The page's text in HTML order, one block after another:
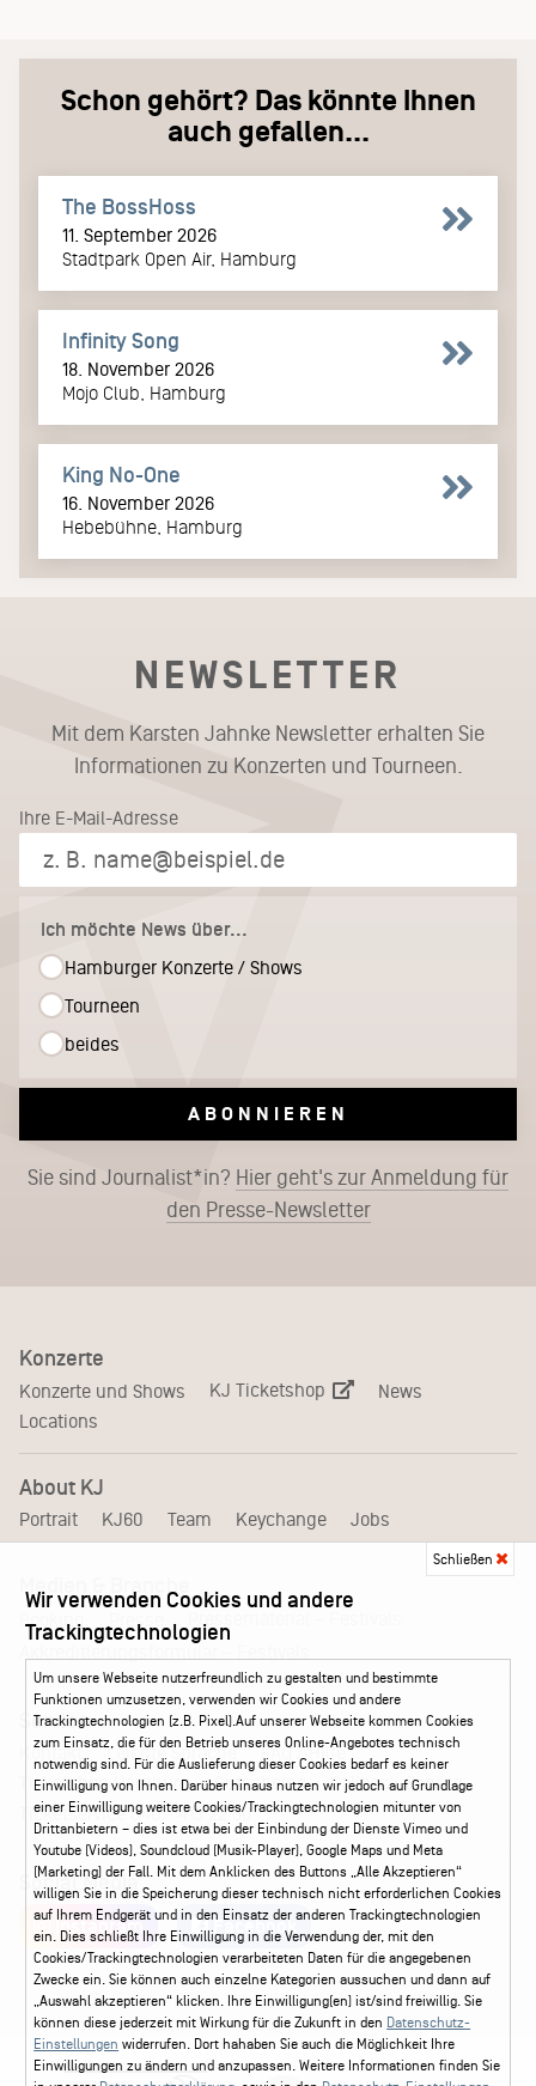
Schon gehört? Das könnte Ihnen
auch gefallen...
The BossHoss
11. September 2026
Stadtpark Open Air, Hamburg
Infinity Song
18. November 2026
Mojo Club, Hamburg
King No-One
16. November 2026
Hebebühne, Hamburg
NEWSLETTER
Mit dem Karsten Jahnke Newsletter erhalten Sie
Informationen zu Konzerten und Tourneen.
Ihre E-Mail-Adresse
Ich möchte News über...
Hamburger Konzerte / Shows
Tourneen
beides
ABONNIEREN
Sie sind Journalist*in? Hier geht's zur Anmeldung für
den Presse-Newsletter
Konzerte
Konzerte und Shows KJ Ticketshop
News
Locations
About KJ
Portrait KJ60 Team Keychange Jobs
Medien & Branche
Booking Presse
Service
Kontakt Leichte Sprache
FAQ / Hilfe
Ticketshop Hamburg
Gutscheine
Callback-Service
Ticketservice 040 - 413 22 60
Social Media
Instagram Facebook
Schließen
Wir verwenden Cookies und andere
Trackingtechnologien
Um unsere Webseite nutzerfreundlich zu gestalten und bestimmte
Funktionen umzusetzen, verwenden wir Cookies und andere
Trackingtechnologien (z.B. Pixel).Auf unserer Webseite kommen Cookies
zum Einsatz, die für den Betrieb unseres Online-Angebotes technisch
notwendig sind. Für die Auslieferung dieser Cookies bedarf es keiner
Einwilligung von Ihnen. Darüber hinaus nutzen wir jedoch auf Grundlage
einer Einwilligung weitere Cookies/Trackingtechnologien mitunter von
Drittanbietern – dies ist etwa bei der Einbindung der Dienste Vimeo und
Youtube (Videos), Soundcloud (Musik-Player), Google Maps und Meta
(Marketing) der Fall. Mit dem Anklicken des Buttons „Alle Akzeptieren“
willigen Sie in die Speicherung dieser technisch nicht erforderlichen Cookies
auf Ihrem Endgerät und in den Einsatz der anderen Trackingtechnologien
ein. Dies schließt Ihre Einwilligung in die Verwendung der, mit den
Cookies/Trackingtechnologien verarbeiteten Daten für die angegebenen
Zwecke ein. Sie können auch einzelne Kategorien aussuchen und dann auf
„Auswahl akzeptieren“ klicken. Ihre Einwilligung(en) ist/sind freiwillig. Sie
können diese jederzeit mit Wirkung für die Zukunft in den Datenschutz-
Einstellungen widerrufen. Dort hahaben Sie auch die Möglichkeit Ihre
Einwilligungen zu ändern und anzupassen. Weitere Informationen finden Sie